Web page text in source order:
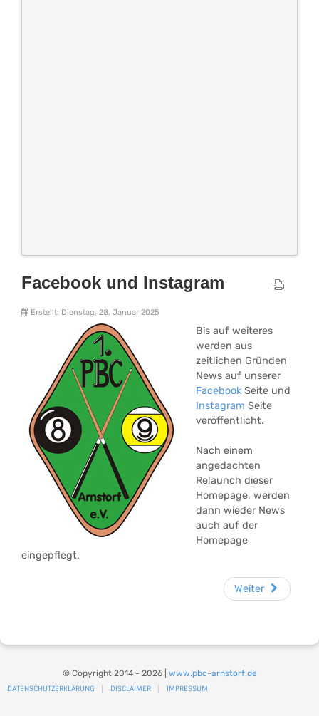
Facebook und Instagram
Erstellt: Dienstag, 28. Januar 2025
Bis auf weiteres
werden aus
zeitlichen Gründen
News auf unserer
Facebook Seite und
Instagram Seite
veröffentlicht.
Nach einem
angedachten
Relaunch dieser
Homepage, werden
dann wieder News
auch auf der
Homepage
eingepflegt.
Weiter
© Copyright 2014 - 2026 | www.pbc-arnstorf.de
DATENSCHUTZERKLÄRUNG DISCLAIMER IMPRESSUM